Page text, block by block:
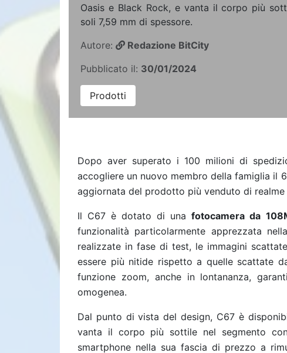
Oasis e Black Rock, e vanta il corpo più
soli 7,59 mm di spessore.
Autore:
Redazione BitCity
Pubblicato il: 30/01/2024
Prodotti
Dopo aver superato i 100 milioni di
accogliere un nuovo membro della famiglia il
aggiornata del prodotto più venduto di
Il C67 è dotato di unafotocamera da
funzionalità particolarmente apprezzata
realizzate in fase di test, le immagini
essere più nitide rispetto a quelle scattate
funzione zoom, anche in lontananza,
omogenea.
Dal punto di vista del design, C67 è
vanta il corpo più sottile nel segmento
smartphone nella sua fascia di prezzo a